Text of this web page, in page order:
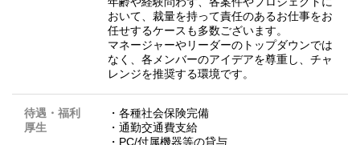
おいて、裁量を持って責任のあるお仕事をお
任せするケースも多数ございます。
マネージャーやリーダーのトップダウンでは
なく、各メンバーのアイデアを尊重し、チャ
レンジを推奨する環境です。
待遇・福利
厚生
・各種社会保険完備
・通勤交通費支給
・PC/付属機器等の貸与